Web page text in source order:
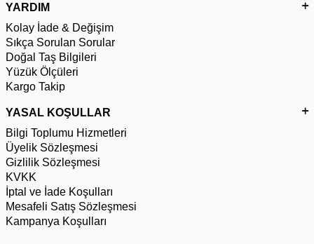
YARDIM
Kolay İade & Değişim
Sıkça Sorulan Sorular
Doğal Taş Bilgileri
Yüzük Ölçüleri
Kargo Takip
YASAL KOŞULLAR
Bilgi Toplumu Hizmetleri
Üyelik Sözleşmesi
Gizlilik Sözleşmesi
KVKK
İptal ve İade Koşulları
Mesafeli Satış Sözleşmesi
Kampanya Koşulları